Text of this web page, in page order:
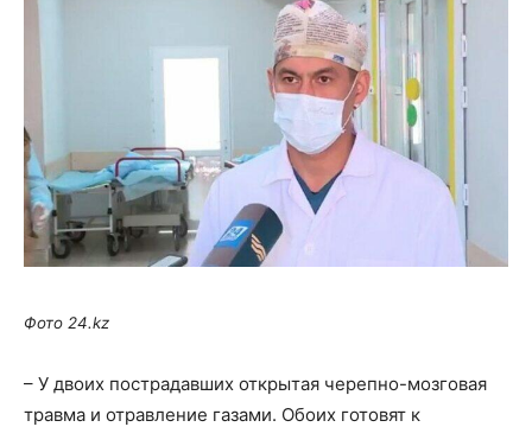
Фото 24.kz
– У двоих пострадавших открытая черепно-мозговая
травма и отравление газами. Обоих готовят к